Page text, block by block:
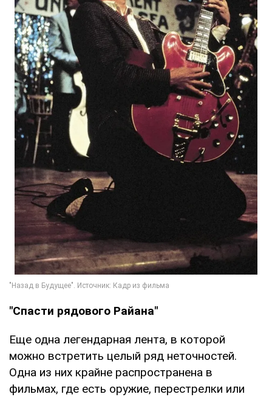
"Спасти рядового Райана"
Еще одна легендарная лента, в которой
можно встретить целый ряд неточностей.
Одна из них крайне распространена в
фильмах, где есть оружие, перестрелки или